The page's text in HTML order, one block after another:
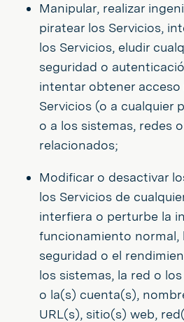
Manipular, realizar
piratear los Servicios,
los Servicios, eludir
seguridad o
intentar obtener
Servicios (o a cualquier
o a los sistemas, redes
relacionados;
Modificar o desactivar
los Servicios de
interfiera o perturbe la
funcionamiento normal,
seguridad o el
los sistemas, la red o
o la(s) cuenta(s),
URL(s), sitio(s) web,